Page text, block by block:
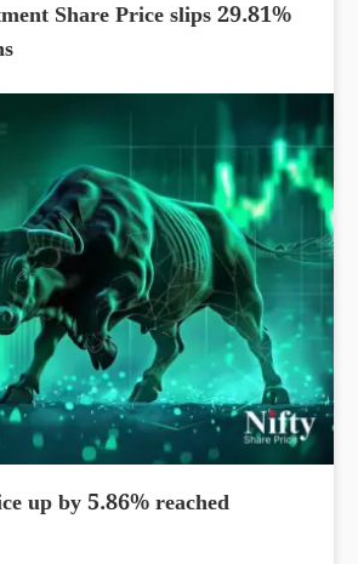
Share Price slips 29.81%
up by 5.86% reached